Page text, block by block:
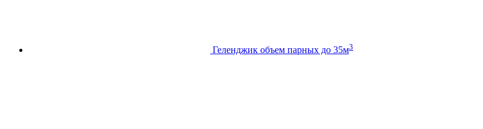
Геленджик объем парных до 35м3